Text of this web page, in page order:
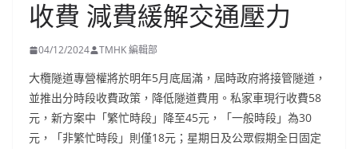
收費 減費緩解交通壓力
04/12/2024 TMHK 編輯部
大欖隧道專營權將於明年5月底屆滿，屆時政府將接管隧道，
並推出分時段收費政策，降低隧道費用。私家車現行收費58
元，新方案中「繁忙時段」降至45元，「一般時段」為30
元，「非繁忙時段」則僅18元；星期日及公眾假期全日固定